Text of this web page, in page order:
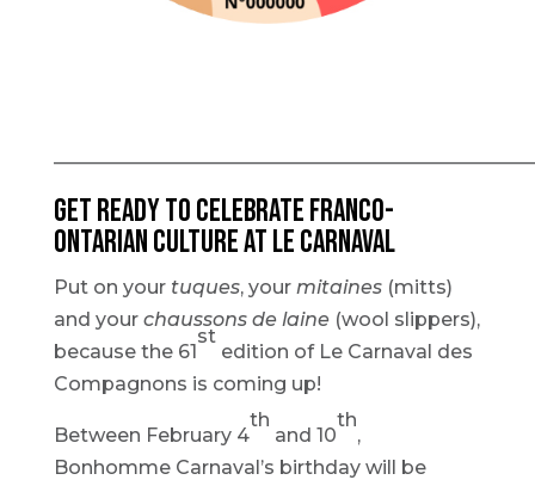
Get ready to celebrate Franco-
Ontarian culture at Le Carnaval
Put on your tuques, your mitaines(mitts)
and your chaussons de laine(wool slippers),
because the 61
st
edition of Le Carnaval des
Compagnons is coming up!
Between February 4
th
and 10
th
,
Bonhomme Carnaval’s birthday will be